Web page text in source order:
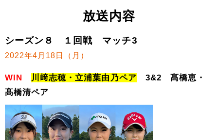
放送内容
シーズン８ １回戦 マッチ3
2022年4月18日（月）
WIN 川﨑志穂・立浦葉由乃ペア 3&2 髙橋恵・
髙橋清ペア